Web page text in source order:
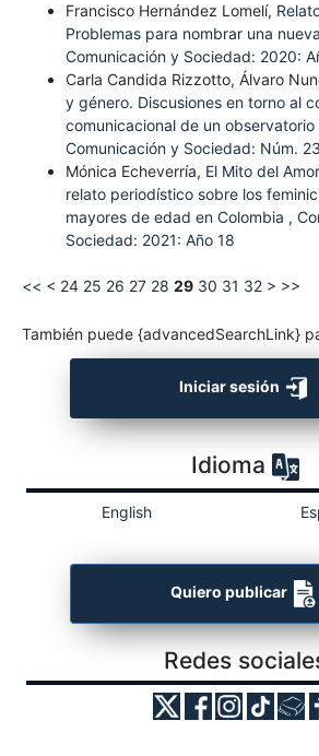
Francisco Hernández Lomelí,
Problemas para nombrar una
Comunicación y Sociedad: 2020:
Carla Candida Rizzotto, Álvaro
y género. Discusiones en torno al
comunicacional de un observatorio
Comunicación y Sociedad: Núm.
Mónica Echeverría, El Mito del
relato periodístico sobre los
mayores de edad en Colombia ,
Sociedad: 2021: Año 18
<< < 24 25 26 27 28 29 30 31 32 > >>
También puede {advancedSearchLink}
Iniciar sesión
Idioma
English
Quiero publicar
Redes